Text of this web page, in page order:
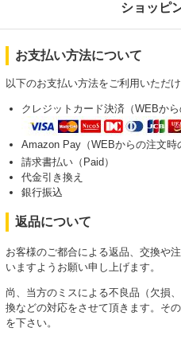
ショッピ
お支払い方法について
以下のお支払い方法をご利用いただけ
クレジットカード決済（WEBから
Amazon Pay（WEBからの注文時
請求書払い（Paid）
代金引き換え
銀行振込
返品について
お客様のご都合による返品、交換や
いますようお願い申し上げます。
尚、当方のミスによる不良品（欠損
換などの対応をさせて頂きます。そ
を下さい。